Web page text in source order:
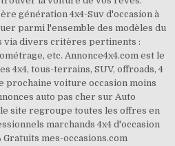
génération 4x4-Suv d'occasion à
parmi l'ensemble des modèles du
divers critères pertinents :
etc. Annonce4x4.com est le
4x4, tous-terrains, SUV, offroads, 4
prochaine voiture occasion moins
auto pas cher sur Auto
site regroupe toutes les offres en
marchands 4x4 d'occasion
Gratuits mes-occasions.com